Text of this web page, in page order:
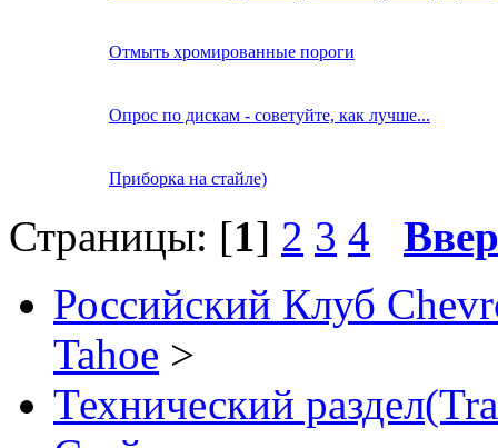
Отмыть хромированные пороги
Опрос по дискам - советуйте, как лучше...
Приборка на стайле)
Страницы: [1] 2 3 4
Российский Клуб
Tahoe >
Технический